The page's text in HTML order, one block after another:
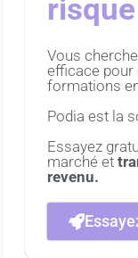
Vous
efficace pour
formations
Podia est la
Essayez
marché et
revenu.